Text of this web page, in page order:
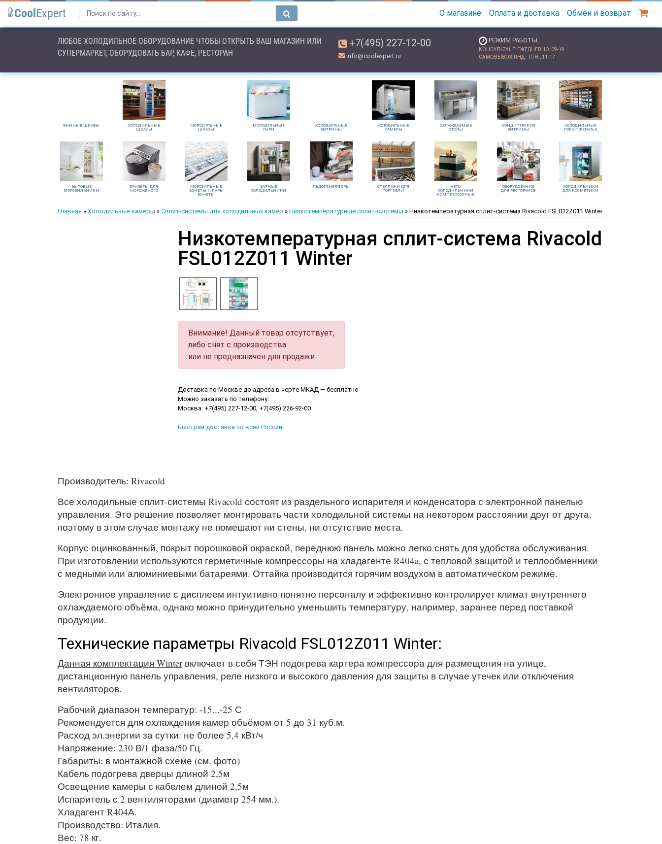
Cool Expert О магазине Оплата и доставка Обмен и возврат
ЛЮБОЕ ХОЛОДИЛЬНОЕ ОБОРУДОВАНИЕ ЧТОБЫ ОТКРЫТЬ ВАШ МАГАЗИН ИЛИ
СУПЕРМАРКЕТ, ОБОРУДОВАТЬ БАР, КАФЕ, РЕСТОРАН
+7(495) 227-12-00
info@coolexpert.ru
РЕЖИМ РАБОТЫ
КОНСУЛЬТАНТ: ЕЖЕДНЕВНО, 09-19
САМОВЫВОЗ: ПНД.- ПТН., 11-17
ВИННЫЕ ШКАФЫ
ХОЛОДИЛЬНЫЕ
ШКАФЫ
МОРОЗИЛЬНЫЕ
ШКАФЫ
МОРОЗИЛЬНЫЕ
ЛАРИ
ХОЛОДИЛЬНЫЕ
ВИТРИНЫ
ХОЛОДИЛЬНЫЕ
КАМЕРЫ
ОХЛАЖДАЕМЫЕ
СТОЛЫ
КОНДИТЕРСКИЕ
ВИТРИНЫ
ХОЛОДИЛЬНЫЕ
ГОРКИ (РЕГАЛЫ)
БЫТОВЫЕ
МОРОЗИЛЬНИКИ
ФРИЗЕРЫ ДЛЯ
МОРОЖЕНОГО
МОРОЗИЛЬНЫЕ
БОНЕТЫ И ЛАРЬ-
БОНЕТЫ
БАРНЫЕ
ХОЛОДИЛЬНИКИ
ЛЬДОГЕНЕРАТОРЫ
СТЕЛЛАЖИ ДЛЯ
ТОРГОВЛИ
АВТО
ХОЛОДИЛЬНИКИ
КОМПРЕССОРНЫЕ
ОБОРУДОВАНИЕ
ДЛЯ РЕСТОРАНОВ
ХОЛОДИЛЬНИКИ
ДЛЯ КОСМЕТИКИ
Главная » Холодильные камеры » Сплит-системы для холодильных камер » Низкотемпературные сплит-системы » Низкотемпературная сплит-система Rivacold FSL012Z011 Winter
Низкотемпературная сплит-система Rivacold
FSL012Z011 Winter
Внимание! Данный товар отсутствует,
либо снят с производства
или не предназначен для продажи
Доставка по Москве до адреса в черте МКАД — бесплатно
Можно заказать по телефону:
Москва: +7(495) 227-12-00, +7(495) 226-92-00
Быстрая доставка по всей России
Производитель: Rivacold
Все холодильные сплит-системы Rivacold состоят из раздельного испарителя и конденсатора с электронной панелью
управления. Это решение позволяет монтировать части холодильной системы на некотором расстоянии друг от друга,
поэтому в этом случае монтажу не помешают ни стены, ни отсутствие места.
Корпус оцинкованный, покрыт порошковой окраской, переднюю панель можно легко снять для удобства обслуживания.
При изготовлении используются герметичные компрессоры на хладагенте R404a, с тепловой защитой и теплообменники
с медными или алюминиевыми батареями. Оттайка производится горячим воздухом в автоматическом режиме.
Электронное управление с дисплеем интуитивно понятно персоналу и эффективно контролирует климат внутреннего
охлаждаемого объёма, однако можно принудительно уменьшить температуру, например, заранее перед поставкой
продукции.
Технические параметры Rivacold FSL012Z011 Winter:
Данная комплектация Winterвключает в себя ТЭН подогрева картера компрессора для размещения на улице,
дистанционную панель управления, реле низкого и высокого давления для защиты в случае утечек или отключения
вентиляторов.
Рабочий диапазон температур: -15...-25 С
Рекомендуется для охлаждения камер объёмом от 5 до 31 куб.м.
Расход эл.энергии за сутки: не более 5,4 кВт/ч
Напряжение: 230 В/1 фаза/50 Гц.
Габариты: в монтажной схеме (см. фото)
Кабель подогрева дверцы длиной 2,5м
Освещение камеры с кабелем длиной 2,5м
Испаритель с 2 вентиляторами (диаметр 254 мм.).
Хладагент R404А.
Производство: Италия.
Вес: 78 кг.